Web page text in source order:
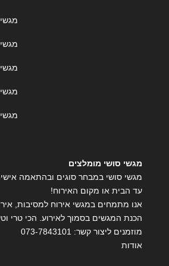
מגשי סושי מומלצים
מגשי סושי במבחר סוגים ובהתאמה
עד הבית או מקום האירוח!
אנו מתמחים במגשי אירוח למסיבות,
הכנת המגשים בסמוך לאירוע. הכי טרי
מוזמנים ליצור קשר: 073-7843101
אודות